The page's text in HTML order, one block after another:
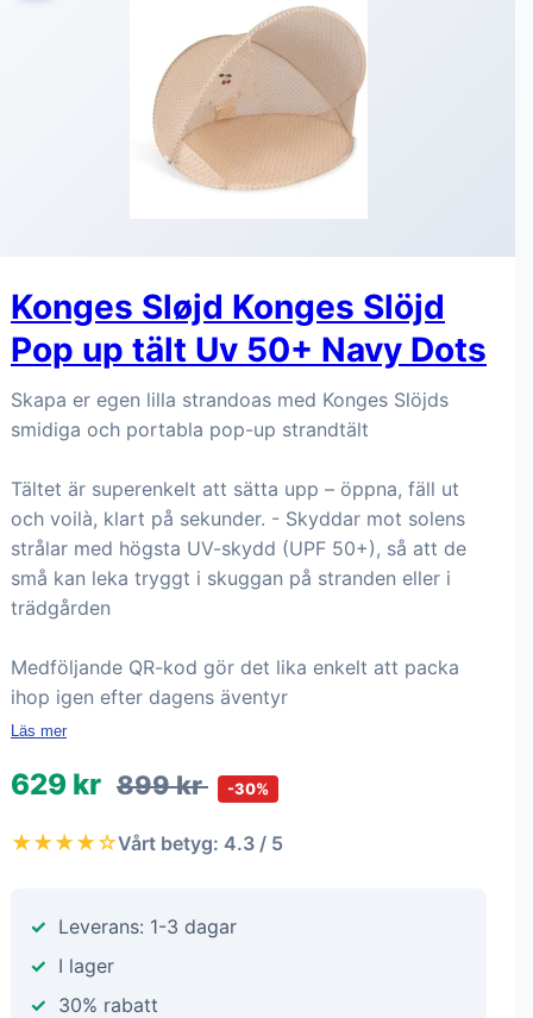
Konges Sløjd Konges Slöjd
Pop up tält Uv 50+ Navy Dots
Skapa er egen lilla strandoas med Konges Slöjds
smidiga och portabla pop-up strandtält
Tältet är superenkelt att sätta upp – öppna, fäll ut
och voilà, klart på sekunder. - Skyddar mot solens
strålar med högsta UV-skydd (UPF 50+), så att de
små kan leka tryggt i skuggan på stranden eller i
trädgården
Medföljande QR-kod gör det lika enkelt att packa
ihop igen efter dagens äventyr
Läs mer
629 kr 899 kr -30%
★★★★☆Vårt betyg: 4.3 / 5
Leverans: 1-3 dagar
I lager
30% rabatt